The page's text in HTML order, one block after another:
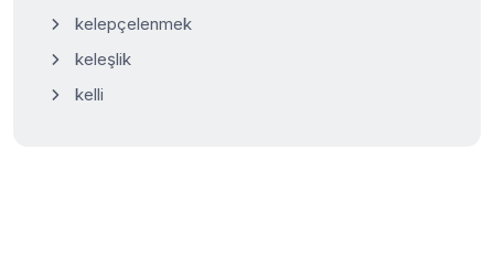
kelepçelenmek
keleşlik
kelli